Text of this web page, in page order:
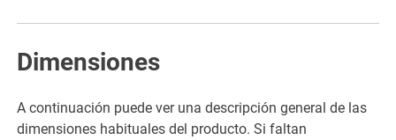
Dimensiones
A continuación puede ver una descripción general de las
dimensiones habituales del producto. Si faltan